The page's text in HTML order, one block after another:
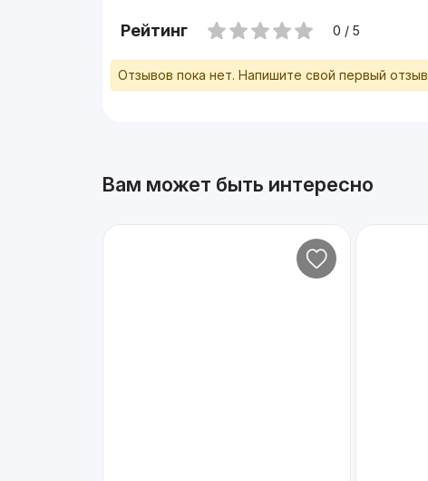
Рейтинг 0 / 5
Отзывов пока нет. Напишите свой первый отзыв
Вам может быть интересно